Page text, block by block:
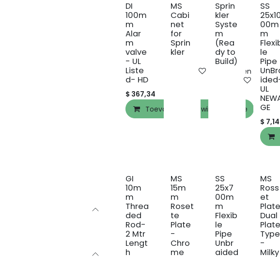
DI
100m
m
Alar
m
valve
- UL
Liste
d- HD
$ 367,34
Toevoegen aan winkelmandje
MS
Cabi
net
for
Sprin
kler
Toevoegen aan
Sprin
kler
Syste
m
(Rea
dy to
Build)
SS
00m
m
le
Pipe
UL
GE
$ 7,14
GI
10m
m
Threa
ded
Rod-
2 Mtr
Lengt
h
MS
15m
m
Roset
te
Plate
-
Chro
me
SS
25x7
00m
m
Flexib
le
Pipe
Unbr
aided
MS
Ross
et
Plate
Dual
Plate
Type
-
Milky